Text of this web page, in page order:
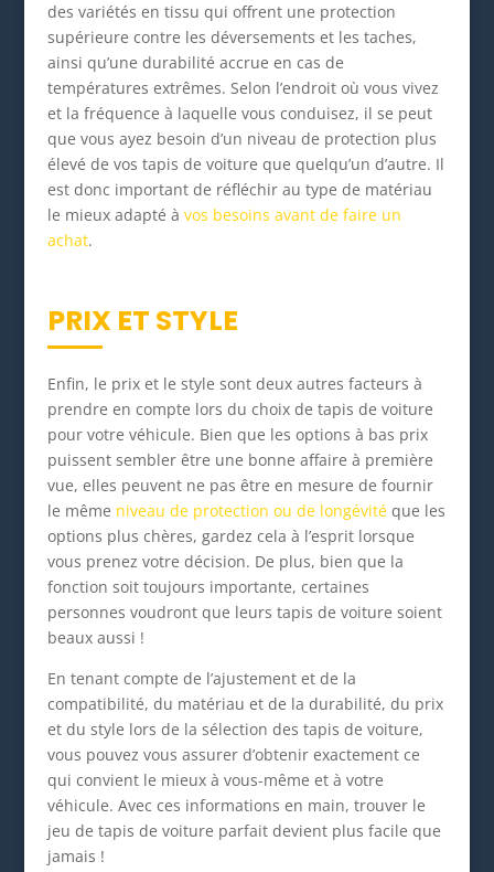
des variétés en tissu qui offrent une protection
supérieure contre les déversements et les taches,
ainsi qu’une durabilité accrue en cas de
températures extrêmes. Selon l’endroit où vous vivez
et la fréquence à laquelle vous conduisez, il se peut
que vous ayez besoin d’un niveau de protection plus
élevé de vos tapis de voiture que quelqu’un d’autre. Il
est donc important de réfléchir au type de matériau
le mieux adapté à vos besoins avant de faire un
achat.
PRIX ET STYLE
Enfin, le prix et le style sont deux autres facteurs à
prendre en compte lors du choix de tapis de voiture
pour votre véhicule. Bien que les options à bas prix
puissent sembler être une bonne affaire à première
vue, elles peuvent ne pas être en mesure de fournir
le même niveau de protection ou de longévitéque les
options plus chères, gardez cela à l’esprit lorsque
vous prenez votre décision. De plus, bien que la
fonction soit toujours importante, certaines
personnes voudront que leurs tapis de voiture soient
beaux aussi !
En tenant compte de l’ajustement et de la
compatibilité, du matériau et de la durabilité, du prix
et du style lors de la sélection des tapis de voiture,
vous pouvez vous assurer d’obtenir exactement ce
qui convient le mieux à vous-même et à votre
véhicule. Avec ces informations en main, trouver le
jeu de tapis de voiture parfait devient plus facile que
jamais !